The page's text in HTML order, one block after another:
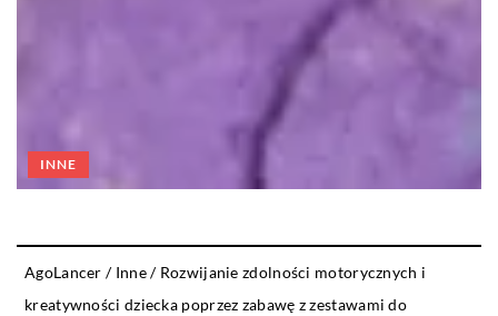
INNE
AgoLancer / Inne/ Rozwijanie zdolności motorycznych i
kreatywności dziecka poprzez zabawę z zestawami do